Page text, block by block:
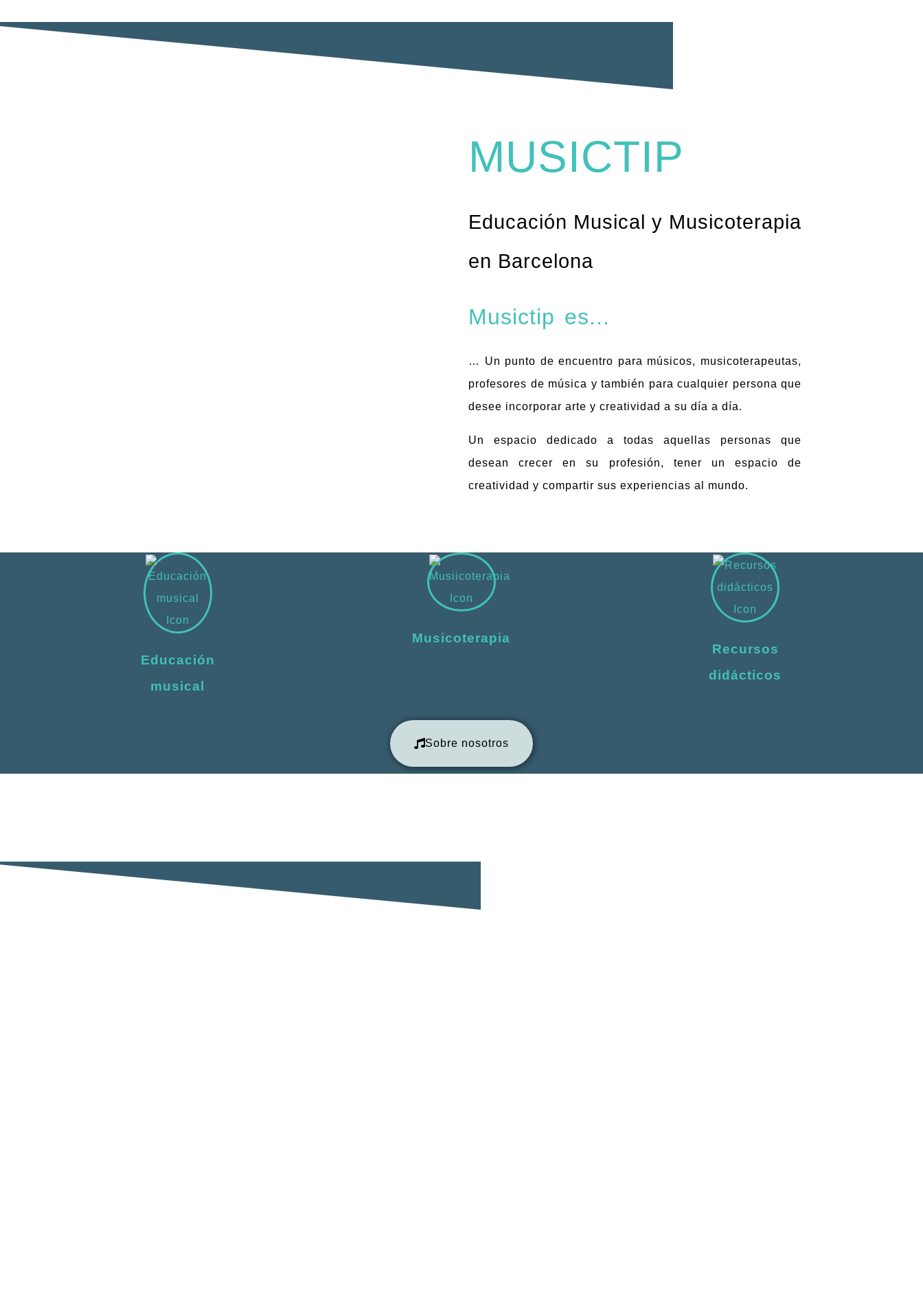
MUSICTIP
Educación Musical y Musicoterapia
en Barcelona
Musictip es...
… Un punto de encuentro para músicos, musicoterapeutas,
profesores de música y también para cualquier persona que
desee incorporar arte y creatividad a su día a día.
Un espacio dedicado a todas aquellas personas que
desean crecer en su profesión, tener un espacio de
creatividad y compartir sus experiencias al mundo.
Educación
musical
Musicoterapia
Recursos
didácticos
Sobre nosotros